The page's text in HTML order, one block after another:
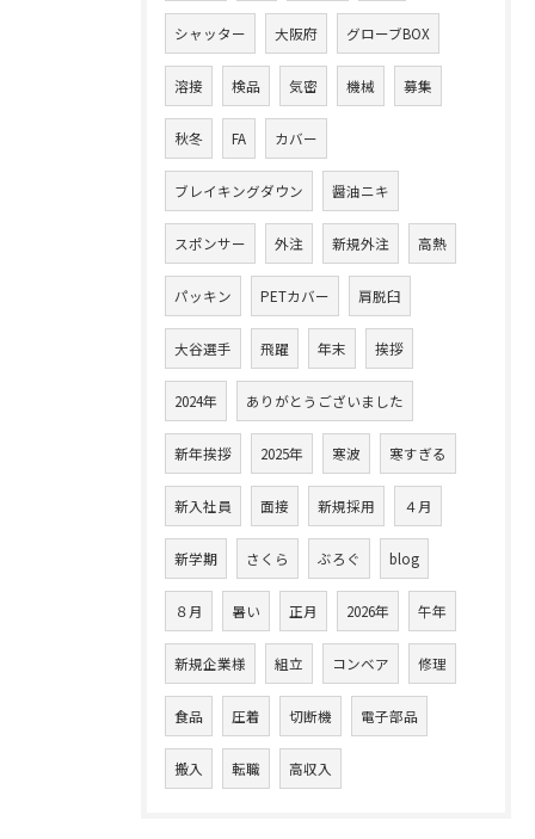
シャッター 大阪府 グローブBOX
溶接 検品 気密 機械 募集
秋冬 FA カバー
ブレイキングダウン 醤油ニキ
スポンサー 外注 新規外注 高熱
パッキン PETカバー 肩脱臼
大谷選手 飛躍 年末 挨拶
2024年 ありがとうございました
新年挨拶 2025年 寒波 寒すぎる
新入社員 面接 新規採用 ４月
新学期 さくら ぶろぐ blog
８月 暑い 正月 2026年 午年
新規企業様 組立 コンベア 修理
食品 圧着 切断機 電子部品
搬入 転職 高収入